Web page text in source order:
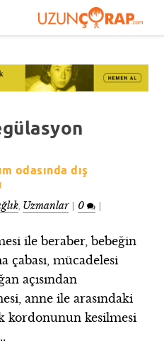
odasında dış
, Uzmanlar| 0 |
ile beraber, bebeğin
çabası, mücadelesi
açısından
anne ile arasındaki
kordonunun kesilmesi